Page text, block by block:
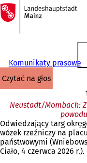
Przejdź do treści
Do
strony
głównej
Komunikaty prasowe
czytać na głos
Neustadt/Mombach:
Odwiedzający targ
wózek rzeźniczy na
państwowymi
Ciało, 4 czerwca 2026 r.).